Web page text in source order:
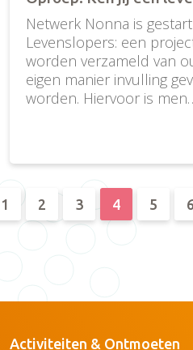
Netwerk Nonna is
Levenslopers: een
worden verzameld van
eigen manier invulling
worden. Hiervoor is
1 2 3 4 5
Activiteiten & Ontmoeten